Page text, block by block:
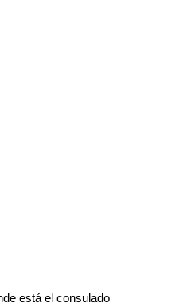
está el consulado